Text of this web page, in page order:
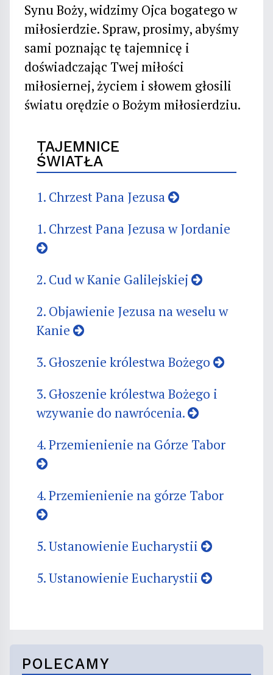
Synu Boży, widzimy Ojca bogatego w
miłosierdzie. Spraw, prosimy, abyśmy
sami poznając tę tajemnicę i
doświadczając Twej miłości
miłosiernej, życiem i słowem głosili
światu orędzie o Bożym miłosierdziu.
TAJEMNICE
ŚWIATŁA
1. Chrzest Pana Jezusa
1. Chrzest Pana Jezusa w Jordanie
2. Cud w Kanie Galilejskiej
2. Objawienie Jezusa na weselu w
Kanie
3. Głoszenie królestwa Bożego
3. Głoszenie królestwa Bożego i
wzywanie do nawrócenia.
4. Przemienienie na Górze Tabor
4. Przemienienie na górze Tabor
5. Ustanowienie Eucharystii
5. Ustanowienie Eucharystii
POLECAMY